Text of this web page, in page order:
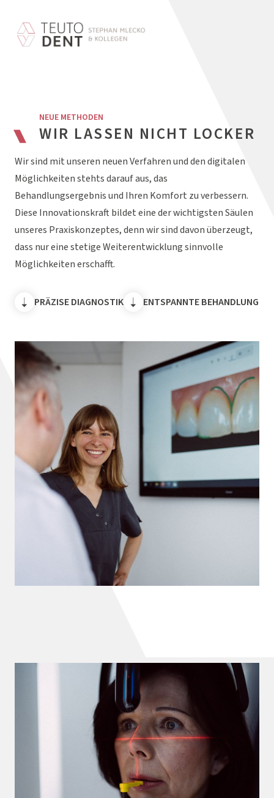
NEUE METHODEN
WIR LASSEN NICHT LOCKER
Wir sind mit unseren neuen Verfahren und den digitalen
Möglichkeiten stehts darauf aus, das
Behandlungsergebnis und Ihren Komfort zu verbessern.
Diese Innovationskraft bildet eine der wichtigsten Säulen
unseres Praxiskonzeptes, denn wir sind davon überzeugt,
dass nur eine stetige Weiterentwicklung sinnvolle
Möglichkeiten erschafft.
PRÄZISE DIAGNOSTIK ENTSPANNTE BEHANDLUNG